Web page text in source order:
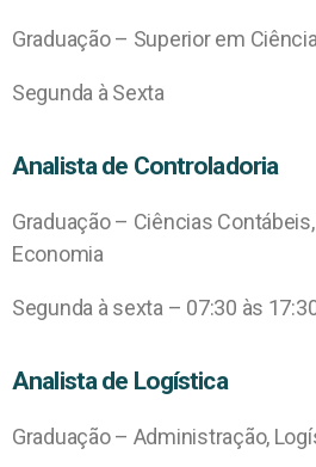
Graduação – Superior em
Segunda à Sexta
Analista de Controladoria
Graduação – Ciências
Economia
Segunda à sexta – 07:30 às
Analista de Logística
Graduação – Administração,